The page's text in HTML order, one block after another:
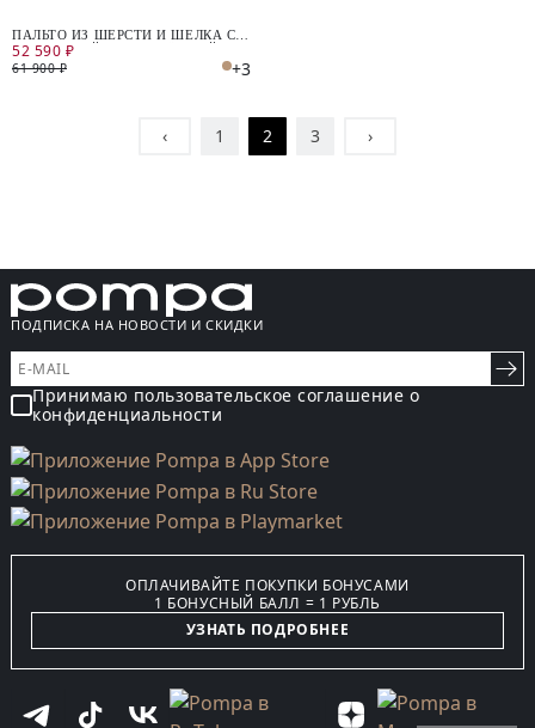
ПАЛЬТО ИЗ ШЕРСТИ И ШЕЛКА С
МЕМБРАНОЙ И УТЕПЛЁННОЙ
СПИНКОЙ
52 590 ₽
61 900 ₽ +3
‹ 1 2 3 ›
ПОДПИСКА НА НОВОСТИ И СКИДКИ
Принимаю пользовательское соглашение о
конфиденциальности
ОПЛАЧИВАЙТЕ ПОКУПКИ БОНУСАМИ
1 БОНУСНЫЙ БАЛЛ = 1 РУБЛЬ
УЗНАТЬ ПОДРОБНЕЕ